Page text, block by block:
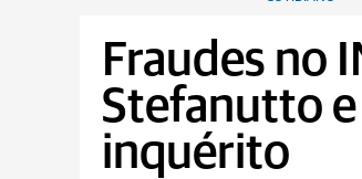
Fraudes no
Stefanutto
inquérito